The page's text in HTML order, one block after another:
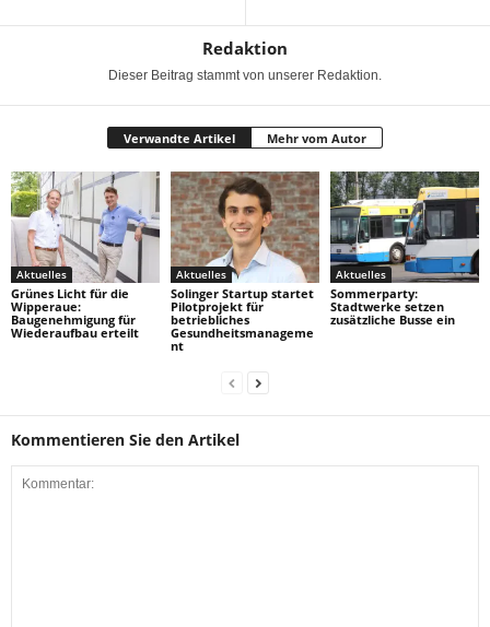
Redaktion
Dieser Beitrag stammt von unserer Redaktion.
Verwandte Artikel Mehr vom Autor
Aktuelles
Grünes Licht für die
Wipperaue:
Baugenehmigung für
Wiederaufbau erteilt
Aktuelles
Solinger Startup startet
Pilotprojekt für
betriebliches
Gesundheitsmanageme
nt
Aktuelles
Sommerparty:
Stadtwerke setzen
zusätzliche Busse ein
Kommentieren Sie den Artikel